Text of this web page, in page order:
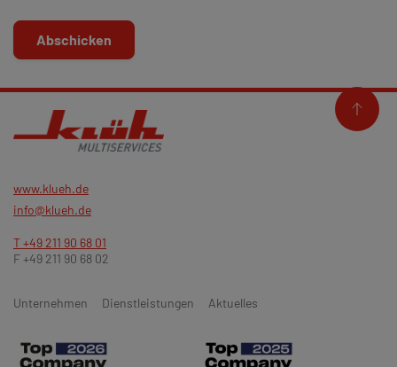
Abschicken
Unternehmen Dienstleistungen Aktuelles
www.klueh.de
info@klueh.de
T +49 211 90 68 01
F +49 211 90 68 02